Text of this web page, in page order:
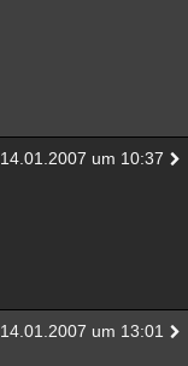
14.01.2007 um 10:37
14.01.2007 um 13:01